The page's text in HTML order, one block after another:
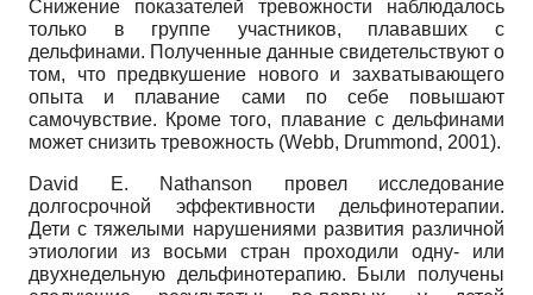
Снижение показателей тревожности наблюдалось
только в группе участников, плававших с
дельфинами. Полученные данные свидетельствуют о
том, что предвкушение нового и захватывающего
опыта и плавание сами по себе повышают
самочувствие. Кроме того, плавание с дельфинами
может снизить тревожность (Webb, Drummond, 2001).
David E. Nathanson провел исследование
долгосрочной эффективности дельфинотерапии.
Дети с тяжелыми нарушениями развития различной
этиологии из восьми стран проходили одну- или
двухнедельную дельфинотерапию. Были получены